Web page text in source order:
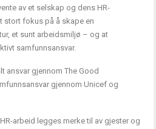
av et selskap og dens HR-
stort fokus på å skape en
et sunt arbeidsmiljø – og at
samfunnsansvar.
ansvar gjennom The Good
gjennom Unicef og
arbeid legges merke til av gjester og